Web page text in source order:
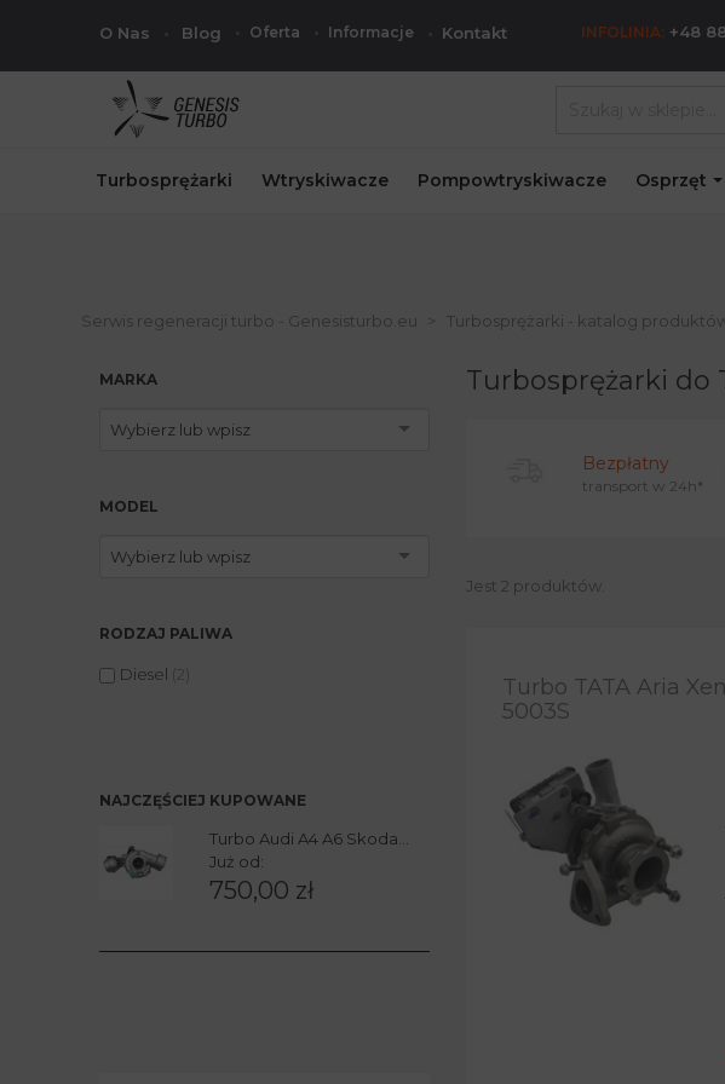
O Nas Blog Oferta Informacje Kontakt INFOLINIA: +48
Turbosprężarki Wtryskiwacze Pompowtryskiwacze Osprzęt
Serwis regeneracji turbo - Genesisturbo.eu Turbosprężarki - katalog produktów
MARKA
Wybierz lub wpisz
MODEL
Wybierz lub wpisz
RODZAJ PALIWA
Diesel (2)
NAJCZĘŚCIEJ KUPOWANE
Turbo Audi A4 A6 Skoda...
Już od:
750,00 zł
Turbosprężarki do
Bezpłatny
transport w 24h*
Jest 2 produktów.
Turbo TATA Aria
5003S